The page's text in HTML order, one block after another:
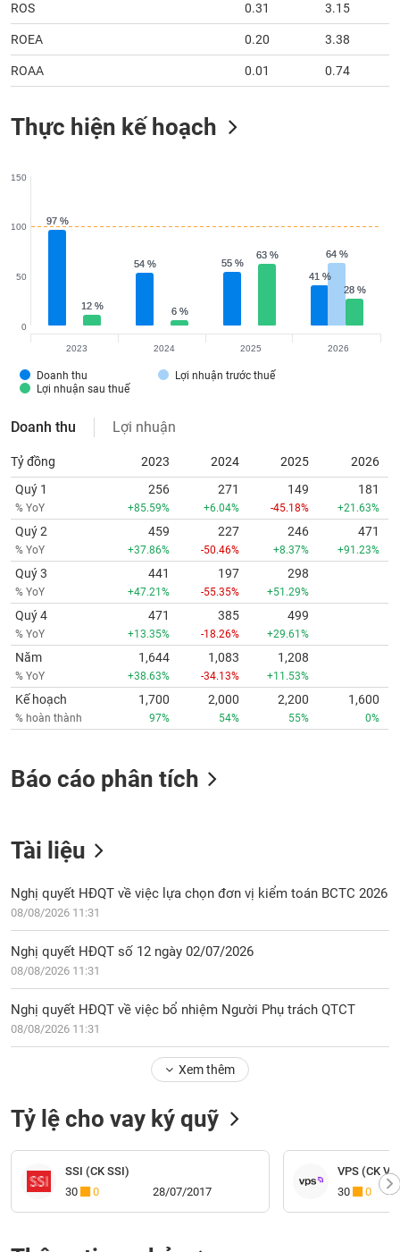
ROS 0.31 3.15
ROEA 0.20 3.38
ROAA 0.01 0.74
Thực hiện kế hoạch
97 %
97 %
54 %
54 % 55 %
55 %
41 %
41 %
64 %
64 %
12 %
12 % 6 %
6 %
63 %
63 %
28 %
28 %
Doanh thu
Lợi nhuận trước thuế
Lợi nhuận sau thuế
0
50
100
150
2023 2024 2025 2026
Doanh thu Lợi nhuận
Tỷ đồng 2023 2024 2025
2026
Quý 1
% YoY
256
+85.59%
271
+6.04%
149
-45.18%
181
+21.63%
Quý 2
% YoY
459
+37.86%
227
-50.46%
246
+8.37%
471
+91.23%
Quý 3
% YoY
441
+47.21%
197
-55.35%
298
+51.29%
Quý 4
% YoY
471
+13.35%
385
-18.26%
499
+29.61%
Năm
% YoY
1,644
+38.63%
1,083
-34.13%
1,208
+11.53%
Kế hoạch
% hoàn thành
1,700
97%
2,000
54%
2,200
55%
1,600
0%
Báo cáo phân tích
Tài liệu
Nghị quyết HĐQT về việc lựa chọn đơn vị kiểm toán BCTC 2026
08/08/2026 11:31
Nghị quyết HĐQT số 12 ngày 02/07/2026
08/08/2026 11:31
Nghị quyết HĐQT về việc bổ nhiệm Người Phụ trách QTCT
08/08/2026 11:31
Xem thêm
Tỷ lệ cho vay ký quỹ
SSI (CK SSI)
30
0 28/07/2017
VPS (CK
30
0